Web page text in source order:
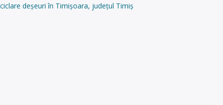
deșeuri în Timișoara, județul Timiș